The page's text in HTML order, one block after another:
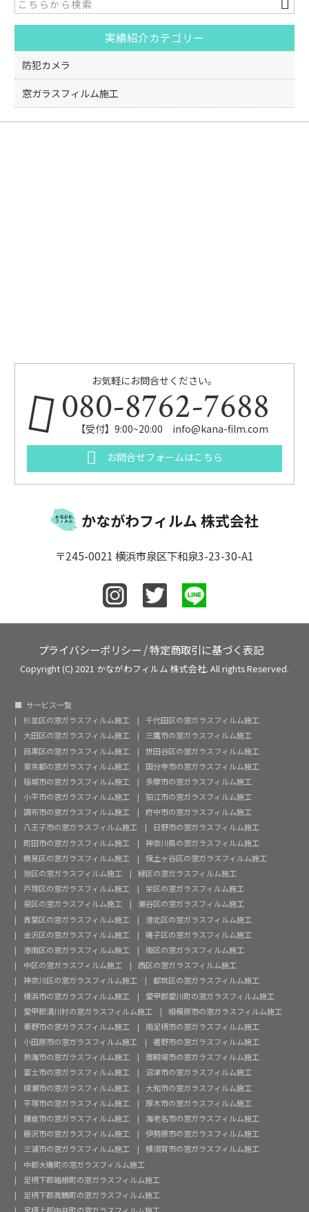
o
o
k
実績紹介カテゴリー
防犯カメラ
窓ガラスフィルム施工
お気軽にお問合せください。
080-8762-7688
【受付】9:00~20:00 info@kana-film.com
お問合せフォームはこちら
かながわフィルム 株式会社
〒245-0021 横浜市泉区下和泉3-23-30-A1
プライバシーポリシー /特定商取引に基づく表記
Copyright (C) 2021 かながわフィルム 株式会社. All rights Reserved.
サービス一覧
杉並区の窓ガラスフィルム施工
千代田区の窓ガラスフィルム施工
大田区の窓ガラスフィルム施工
三鷹市の窓ガラスフィルム施工
目黒区の窓ガラスフィルム施工
世田谷区の窓ガラスフィルム施工
東京都の窓ガラスフィルム施工
国分寺市の窓ガラスフィルム施工
稲城市の窓ガラスフィルム施工
多摩市の窓ガラスフィルム施工
小平市の窓ガラスフィルム施工
狛江市の窓ガラスフィルム施工
調布市の窓ガラスフィルム施工
府中市の窓ガラスフィルム施工
八王子市の窓ガラスフィルム施工
日野市の窓ガラスフィルム施工
町田市の窓ガラスフィルム施工
神奈川県の窓ガラスフィルム施工
鶴見区の窓ガラスフィルム施工
保土ヶ谷区の窓ガラスフィルム施工
旭区の窓ガラスフィルム施工
緑区の窓ガラスフィルム施工
戸塚区の窓ガラスフィルム施工
栄区の窓ガラスフィルム施工
泉区の窓ガラスフィルム施工
瀬谷区の窓ガラスフィルム施工
青葉区の窓ガラスフィルム施工
港北区の窓ガラスフィルム施工
金沢区の窓ガラスフィルム施工
磯子区の窓ガラスフィルム施工
港南区の窓ガラスフィルム施工
南区の窓ガラスフィルム施工
中区の窓ガラスフィルム施工
西区の窓ガラスフィルム施工
神奈川区の窓ガラスフィルム施工
都筑区の窓ガラスフィルム施工
横浜市の窓ガラスフィルム施工
愛甲郡愛川町の窓ガラスフィルム施工
愛甲郡清川村の窓ガラスフィルム施工
相模原市の窓ガラスフィルム施工
秦野市の窓ガラスフィルム施工
南足柄市の窓ガラスフィルム施工
小田原市の窓ガラスフィルム施工
裾野市の窓ガラスフィルム施工
熱海市の窓ガラスフィルム施工
御殿場市の窓ガラスフィルム施工
富士市の窓ガラスフィルム施工
沼津市の窓ガラスフィルム施工
綾瀬市の窓ガラスフィルム施工
大和市の窓ガラスフィルム施工
平塚市の窓ガラスフィルム施工
厚木市の窓ガラスフィルム施工
鎌倉市の窓ガラスフィルム施工
海老名市の窓ガラスフィルム施工
藤沢市の窓ガラスフィルム施工
伊勢原市の窓ガラスフィルム施工
三浦市の窓ガラスフィルム施工
横須賀市の窓ガラスフィルム施工
中郡大磯町の窓ガラスフィルム施工
足柄下郡箱根町の窓ガラスフィルム施工
足柄下郡真鶴町の窓ガラスフィルム施工